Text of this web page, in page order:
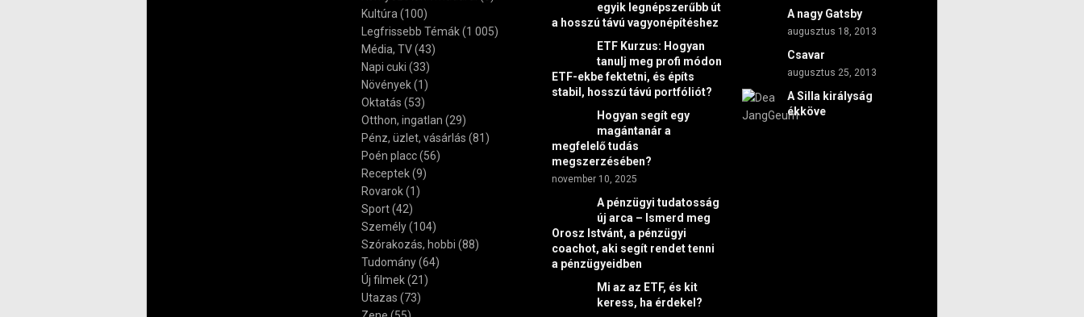
Kultúra(100)
Legfrissebb Témák(1 005)
Média, TV(43)
Napi cuki (33)
Növények(1)
Oktatás (53)
Otthon, ingatlan (29)
Pénz, üzlet, vásárlás (81)
Poén placc(56)
Receptek(9)
Rovarok(1)
Sport(42)
Személy(104)
Szórakozás, hobbi (88)
Tudomány(64)
Új filmek(21)
Utazas (73)
egyik legnépszerűbb út
a hosszú távú vagyonépítéshez
ETF Kurzus: Hogyan
tanulj meg profi módon
ETF-ekbe fektetni, és építs
stabil, hosszú távú portfóliót?
Hogyan segít egy
magántanár a
megfelelő tudás
megszerzésében?
november 10, 2025
A pénzügyi tudatosság
új arca – Ismerd meg
Orosz Istvánt, a pénzügyi
coachot, aki segít rendet tenni
a pénzügyeidben
Mi az az ETF, és kit
keress, ha érdekel?
A nagy Gatsby
augusztus 18, 2013
Csavar
augusztus 25, 2013
A Silla királyság
ékköve